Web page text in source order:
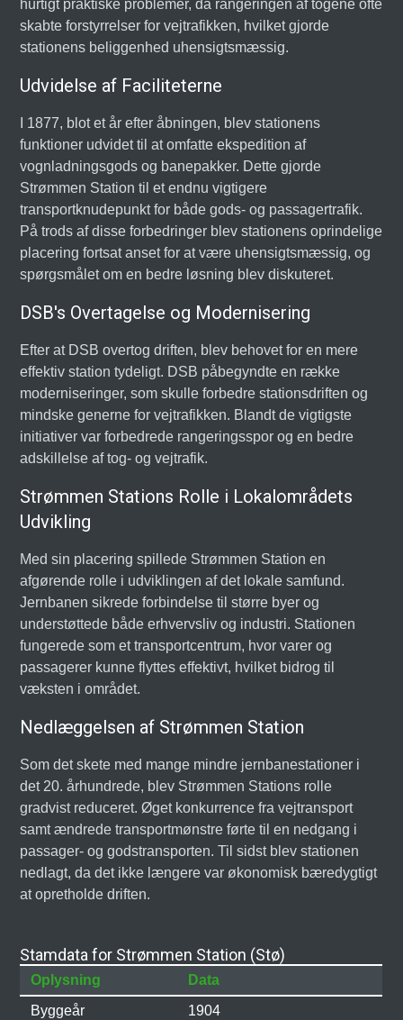
hurtigt praktiske problemer, da rangeringen af togene ofte
skabte forstyrrelser for vejtrafikken, hvilket gjorde
stationens beliggenhed uhensigtsmæssig.
Udvidelse af Faciliteterne
I 1877, blot et år efter åbningen, blev stationens
funktioner udvidet til at omfatte ekspedition af
vognladningsgods og banepakker. Dette gjorde
Strømmen Station til et endnu vigtigere
transportknudepunkt for både gods- og passagertrafik.
På trods af disse forbedringer blev stationens oprindelige
placering fortsat anset for at være uhensigtsmæssig, og
spørgsmålet om en bedre løsning blev diskuteret.
DSB's Overtagelse og Modernisering
Efter at DSB overtog driften, blev behovet for en mere
effektiv station tydeligt. DSB påbegyndte en række
moderniseringer, som skulle forbedre stationsdriften og
mindske generne for vejtrafikken. Blandt de vigtigste
initiativer var forbedrede rangeringsspor og en bedre
adskillelse af tog- og vejtrafik.
Strømmen Stations Rolle i Lokalområdets
Udvikling
Med sin placering spillede Strømmen Station en
afgørende rolle i udviklingen af det lokale samfund.
Jernbanen sikrede forbindelse til større byer og
understøttede både erhvervsliv og industri. Stationen
fungerede som et transportcentrum, hvor varer og
passagerer kunne flyttes effektivt, hvilket bidrog til
væksten i området.
Nedlæggelsen af Strømmen Station
Som det skete med mange mindre jernbanestationer i
det 20. århundrede, blev Strømmen Stations rolle
gradvist reduceret. Øget konkurrence fra vejtransport
samt ændrede transportmønstre førte til en nedgang i
passager- og godstransporten. Til sidst blev stationen
nedlagt, da det ikke længere var økonomisk bæredygtigt
at opretholde driften.
Stamdata for Strømmen Station (Stø)
Oplysning
Data
Byggeår
1904